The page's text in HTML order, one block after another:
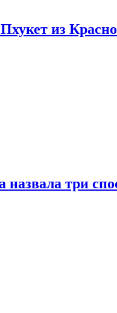
Пхукет из
назвала три